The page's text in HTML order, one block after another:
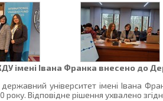
імені Івана Франка внесено до
університет імені Івана
Відповідне рішення ухвалено